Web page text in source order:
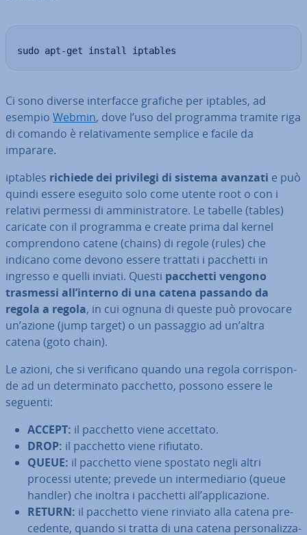
sudo apt-get install iptables
Ci sono diverse in­ter­fac­ce grafiche per iptables, ad
esempio Webmin, dove l’uso del programma tramite riga
di comando è re­la­ti­va­men­te semplice e facile da
imparare.
iptables richiede dei privilegi di sistema avanzati e può
quindi essere eseguito solo come utente root o con i
relativi permessi di am­mi­ni­stra­to­re. Le tabelle (tables)
caricate con il programma e create prima dal kernel
com­pren­do­no catene (chains) di regole (rules) che
indicano come devono essere trattati i pacchetti in
ingresso e quelli inviati. Questi pacchetti vengono
trasmessi all’interno di una catena passando da
regola a regola, in cui ognuna di queste può provocare
un’azione (jump target) o un passaggio ad un’altra
catena (goto chain).
Le azioni, che si ve­ri­fi­ca­no quando una regola cor­ri­spon­
de ad un de­ter­mi­na­to pacchetto, possono essere le
seguenti:
ACCEPT: il pacchetto viene accettato.
DROP: il pacchetto viene rifiutato.
QUEUE: il pacchetto viene spostato negli altri
processi utente; prevede un in­ter­me­dia­rio (queue
handler) che inoltra i pacchetti all’ap­pli­ca­zio­ne.
RETURN: il pacchetto viene rinviato alla catena pre­
ce­den­te, quando si tratta di una catena per­so­na­liz­za­